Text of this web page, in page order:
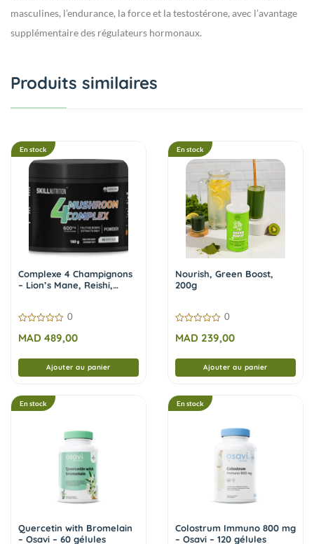
masculines, l’endurance, la force et la testostérone, avec l’avantage
supplémentaire des régulateurs hormonaux.
Produits similaires
En stock
Complexe 4 Champignons
– Lion’s Mane, Reishi,
sur
0
MAD 489,00
Ajouter au panier
En stock
Nourish, Green Boost,
200g
sur
0
MAD 239,00
Ajouter au panier
En stock
Quercetin with Bromelain
– Osavi – 60 gélules
En stock
Colostrum Immuno 800 mg
– Osavi – 120 gélules